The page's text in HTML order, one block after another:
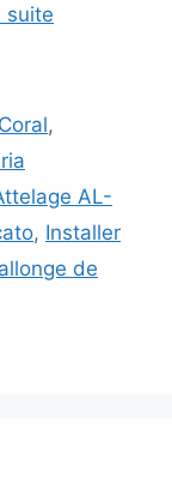
suite
,
AL-
, Installer
de